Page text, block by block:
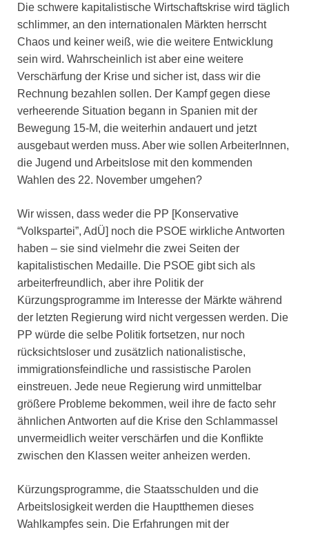
Die schwere kapitalistische Wirtschaftskrise wird täglich
schlimmer, an den internationalen Märkten herrscht
Chaos und keiner weiß, wie die weitere Entwicklung
sein wird. Wahrscheinlich ist aber eine weitere
Verschärfung der Krise und sicher ist, dass wir die
Rechnung bezahlen sollen. Der Kampf gegen diese
verheerende Situation begann in Spanien mit der
Bewegung 15-M, die weiterhin andauert und jetzt
ausgebaut werden muss. Aber wie sollen ArbeiterInnen,
die Jugend und Arbeitslose mit den kommenden
Wahlen des 22. November umgehen?
Wir wissen, dass weder die PP [Konservative
“Volkspartei”, AdÜ] noch die PSOE wirkliche Antworten
haben – sie sind vielmehr die zwei Seiten der
kapitalistischen Medaille. Die PSOE gibt sich als
arbeiterfreundlich, aber ihre Politik der
Kürzungsprogramme im Interesse der Märkte während
der letzten Regierung wird nicht vergessen werden. Die
PP würde die selbe Politik fortsetzen, nur noch
rücksichtsloser und zusätzlich nationalistische,
immigrationsfeindliche und rassistische Parolen
einstreuen. Jede neue Regierung wird unmittelbar
größere Probleme bekommen, weil ihre de facto sehr
ähnlichen Antworten auf die Krise den Schlammassel
unvermeidlich weiter verschärfen und die Konflikte
zwischen den Klassen weiter anheizen werden.
Kürzungsprogramme, die Staatsschulden und die
Arbeitslosigkeit werden die Hauptthemen dieses
Wahlkampfes sein. Die Erfahrungen mit der